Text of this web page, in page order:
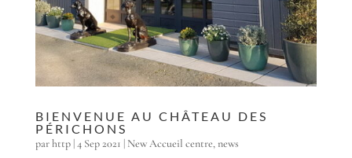
BIENVENUE AU CHÂTEAU DES
PÉRICHONS
parhttp|4 Sep 2021 | New Accueil centre,news